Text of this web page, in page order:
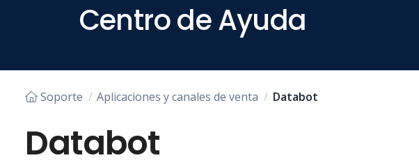
Centro de Ayuda
Soporte Aplicaciones y canales de venta Databot
Databot